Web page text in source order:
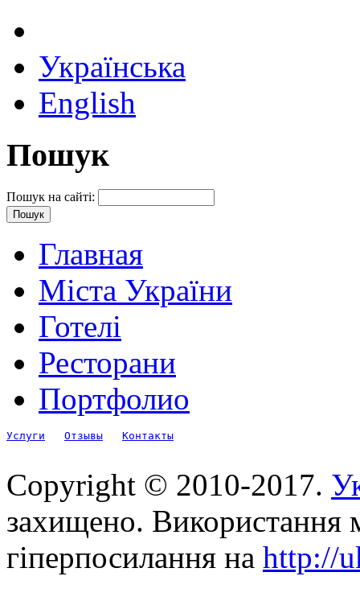
Українська
English
Пошук
Пошук на сайті:
Главная
Міста України
Готелі
Ресторани
Портфолио
Услуги Отзывы Контакты
Copyright © 2010-2017.
захищено. Використання
гіперпосилання на http://